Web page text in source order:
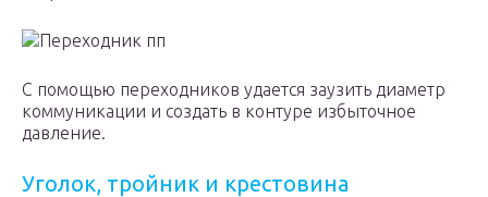
Переходник пп
С помощью переходников удается заузить диаметр
коммуникации и создать в контуре избыточное
давление.
Уголок, тройник и крестовина